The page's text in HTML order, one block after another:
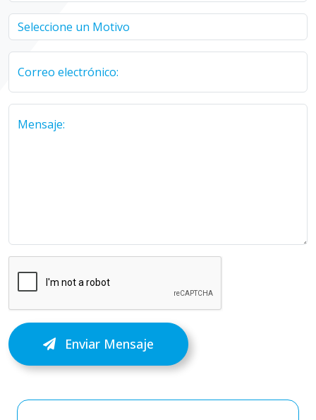
Correo electrónico:
Mensaje:
Enviar Mensaje